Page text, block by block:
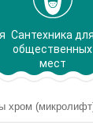
Сантехника для
общественных
мест
хром